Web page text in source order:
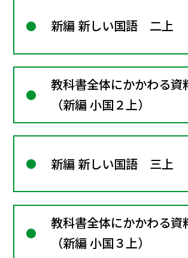
新編 新しい国語 二上
教科書全体にかかわる資
（新編 小国２上）
新編 新しい国語 三上
教科書全体にかかわる資
（新編 小国３上）